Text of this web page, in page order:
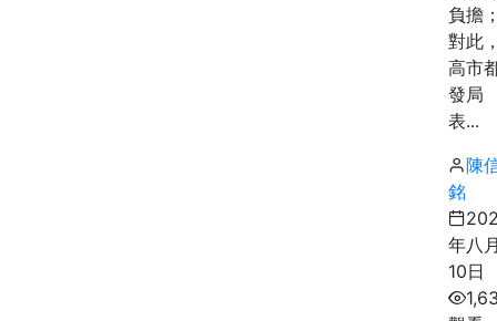
負擔
對此
高市
發局
表...
陳
銘
年八
10日